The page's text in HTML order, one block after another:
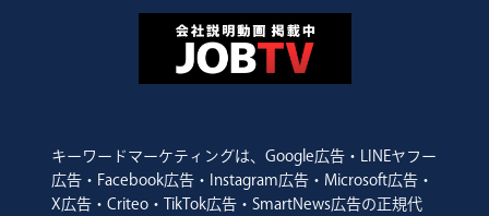
キーワードマーケティングは、Google広告・LINEヤフー
広告・Facebook広告・Instagram広告・Microsoft広告・
X広告・Criteo・TikTok広告・SmartNews広告の正規代